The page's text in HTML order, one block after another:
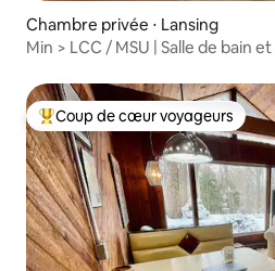
Chambre privée ⋅ Lansing
Min > LCC / MSU | Salle de bain
Coups de cœur voyageurs les
Coup de cœur voyageurs